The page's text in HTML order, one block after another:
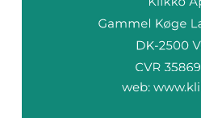
web: